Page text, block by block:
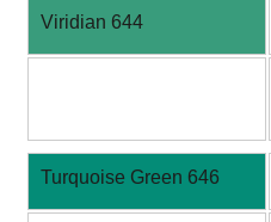
Viridian 644
Turquoise Green 646